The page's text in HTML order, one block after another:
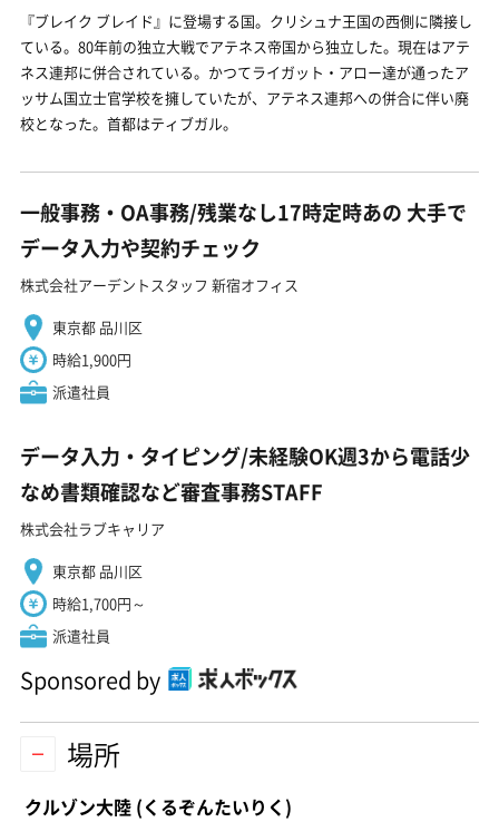
『ブレイク ブレイド』に登場する国。クリシュナ王国の西側に隣接し
ている。80年前の独立大戦でアテネス帝国から独立した。現在はアテ
ネス連邦に併合されている。かつてライガット・アロー達が通ったア
ッサム国立士官学校を擁していたが、アテネス連邦への併合に伴い廃
校となった。首都はティブガル。
一般事務・OA事務/残業なし17時定時あの 大手で
データ入力や契約チェック
株式会社アーデントスタッフ 新宿オフィス
東京都 品川区
時給1,900円
派遣社員
データ入力・タイピング/未経験OK週3から電話少
なめ書類確認など審査事務STAFF
株式会社ラブキャリア
東京都 品川区
時給1,700円～
派遣社員
Sponsored by
場所
クルゾン大陸 (くるぞんたいりく)